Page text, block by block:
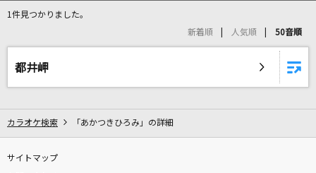
Chevon
夏夜のマジック
1件見つかりました。
新着順 人気順 50音順
都井岬
カラオケ検索 「あかつきひろみ」の詳細
サイトマップ